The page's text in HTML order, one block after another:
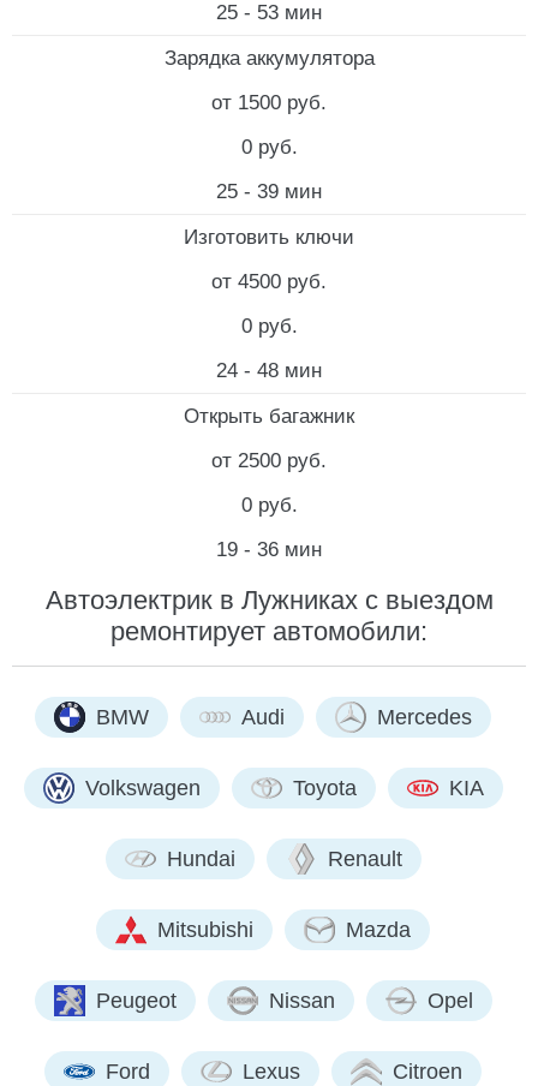
25 - 53 мин
Зарядка аккумулятора
от 1500 руб.
0 руб.
25 - 39 мин
Изготовить ключи
от 4500 руб.
0 руб.
24 - 48 мин
Открыть багажник
от 2500 руб.
0 руб.
19 - 36 мин
Автоэлектрик в Лужниках с выездом
ремонтирует автомобили:
BMW Audi Mercedes
Volkswagen Toyota KIA
Hundai Renault
Mitsubishi Mazda
Peugeot Nissan Opel
Ford Lexus Citroen